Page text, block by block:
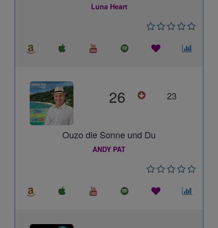
Luna Heart
26 23
Ouzo die Sonne und Du
ANDY PAT